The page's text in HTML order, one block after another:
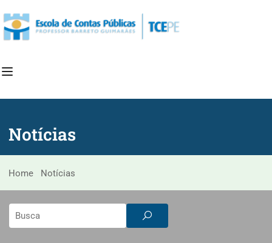
Notícias
Home Notícias